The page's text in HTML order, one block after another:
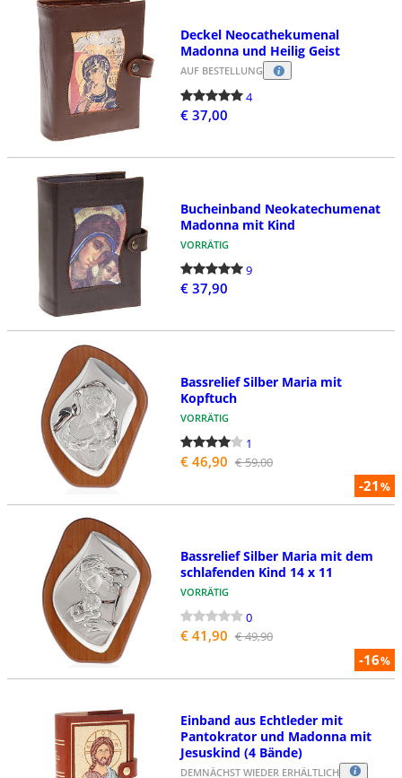
Deckel Neocathekumenal
Madonna und Heilig Geist
AUF BESTELLUNG
4
€ 37,00
Bucheinband Neokatechumenat
Madonna mit Kind
VORRÄTIG
9
€ 37,90
-21%
Bassrelief Silber Maria mit
Kopftuch
VORRÄTIG
1
€ 46,90 € 59,00
-16%
Bassrelief Silber Maria mit dem
schlafenden Kind 14 x 11
VORRÄTIG
0
€ 41,90 € 49,90
Einband aus Echtleder mit
Pantokrator und Madonna mit
Jesuskind (4 Bände)
DEMNÄCHST WIEDER ERHÄLTLICH